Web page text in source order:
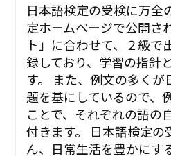
日本語検定の受検に万
定ホームページで公開さ
ト」に合わせて、２級で
録しており、学習の指針
す。 また、例文の多く
題を基にしているので、
ことで、それぞれの語の
付きます。 日本語検定の
ん、日常生活を豊かにす